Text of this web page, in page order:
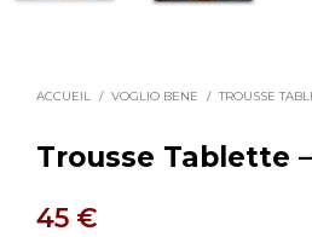
ACCUEIL / VOGLIO BENE / TROUSSE
Trousse Tablette
45 €